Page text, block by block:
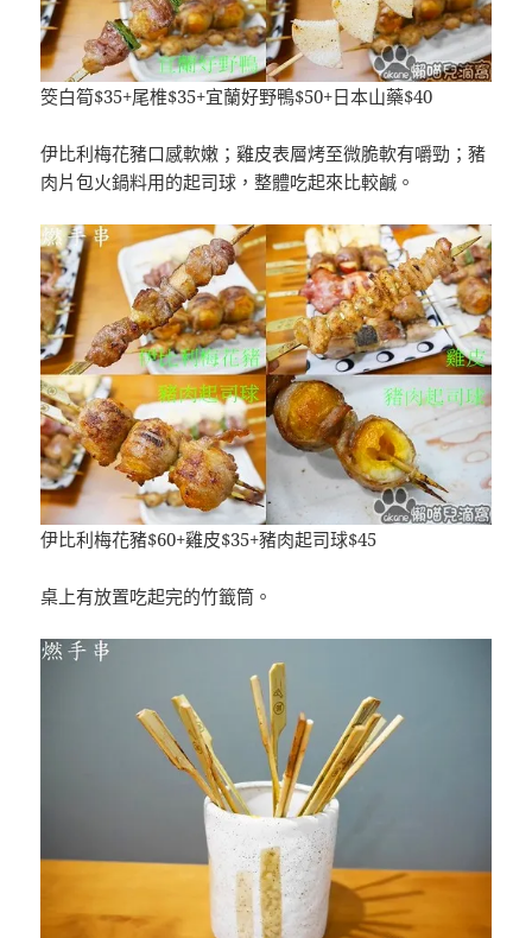
筊白筍$35+尾椎$35+宜蘭好野鴨$50+日本山藥$40
伊比利梅花豬口感軟嫩；雞皮表層烤至微脆軟有嚼勁；豬
肉片包火鍋料用的起司球，整體吃起來比較鹹。
伊比利梅花豬$60+雞皮$35+豬肉起司球$45
桌上有放置吃起完的竹籤筒。